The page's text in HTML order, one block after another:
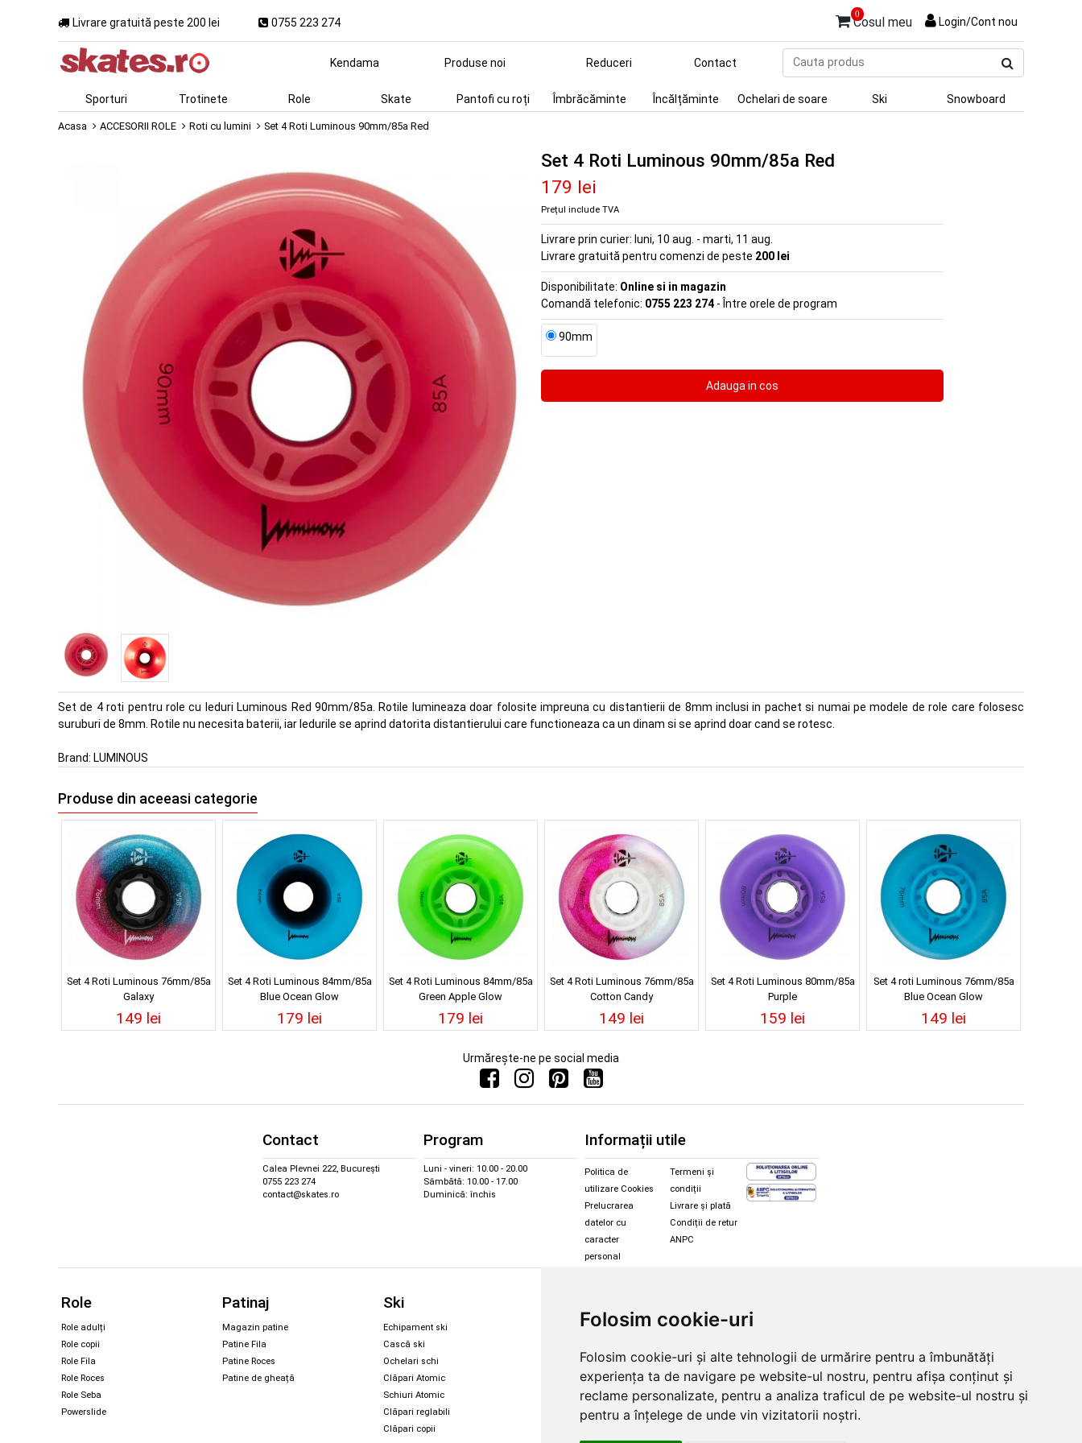
Folosim cookie-uri
Folosim cookie-uri și alte tehnologii de urmărire pentru a îmbunătăți
experiența ta de navigare pe website-ul nostru, pentru afișa conținut și
reclame personalizate, pentru a analiza traficul de pe website-ul nostru și
pentru a înțelege de unde vin vizitatorii noștri.
Livrare gratuită peste 200 lei 0755 223 274
0
Cosul meu Login/Cont nou
produs
Kendama Produse noi Reduceri Contact
Sporturi Trotinete Role Skate Pantofi cu roți Îmbrăcăminte Încălțăminte Ochelari de soare Ski Snowboard
Acasa ACCESORII ROLE Roti cu lumini Set 4 Roti Luminous 90mm/85a Red
Set 4 Roti Luminous 90mm/85a Red
179 lei
Prețul include TVA
Livrare prin curier: luni, 10 aug. - marti, 11 aug.
Livrare gratuită pentru comenzi de peste 200 lei
Disponibilitate: Online si in magazin
Comandă telefonic: 0755 223 274 - Între orele de program
90mm
Set de 4 roti pentru role cu leduri Luminous Red 90mm/85a. Rotile lumineaza doar folosite impreuna cu distantierii de 8mm inclusi in pachet si numai pe modele de role care folosesc
suruburi de 8mm. Rotile nu necesita baterii, iar ledurile se aprind datorita distantierului care functioneaza ca un dinam si se aprind doar cand se rotesc.
Brand: LUMINOUS
Produse din aceeasi categorie
Set 4 Roti Luminous 76mm/85a
Galaxy
149 lei
Set 4 Roti Luminous 84mm/85a
Blue Ocean Glow
179 lei
Set 4 Roti Luminous 84mm/85a
Green Apple Glow
179 lei
Set 4 Roti Luminous 76mm/85a
Cotton Candy
149 lei
Set 4 Roti Luminous 80mm/85a
Purple
159 lei
Set 4 roti Luminous 76mm/85a
Blue Ocean Glow
149 lei
Urmărește-ne pe social media
Contact
Calea Plevnei 222, București
0755 223 274
contact@skates.ro
Program
Luni - vineri: 10.00 - 20.00
Sâmbătă: 10.00 - 17.00
Duminică: închis
Informații utile
Politica de
utilizare Cookies
Prelucrarea
datelor cu
caracter
personal
Termeni și
condiții
Livrare și plată
Condiții de retur
ANPC
Role
Role adulți
Role copii
Role Fila
Role Roces
Role Seba
Powerslide
Patinaj
Magazin patine
Patine Fila
Patine Roces
Patine de gheață
Ski
Echipament ski
Cască ski
Ochelari schi
Clăpari Atomic
Schiuri Atomic
Clăpari reglabili
Clăpari copii
Magazin snowboard
Legături Rome SDS
Skate & longboard
Santa Cruz
Îmbrăcăminte schi și snowboard
Căști și ochelari Alpina
Ochelari Oakley
Ochelari Alpina
Ochelari de soare Oakley
Ochelari de soare Alpina
Intretinere manusi